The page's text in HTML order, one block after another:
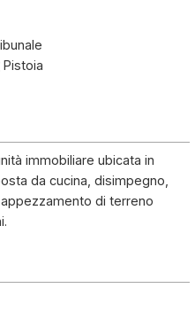
Pistoia
immobiliare ubicata in
da cucina, disimpegno,
di terreno